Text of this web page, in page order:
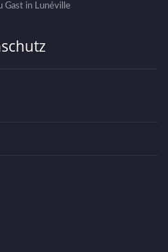
Gast in Lunéville